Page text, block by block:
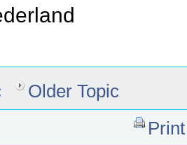
Older Topic